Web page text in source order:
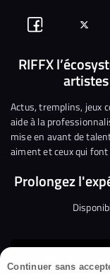
Continuer sans
Suivez-
nous
Facebook
sur
RIFFX
Actus, tremplins, jeux
aide à la
mise en avant de
aiment et ceux qui
Prolongez